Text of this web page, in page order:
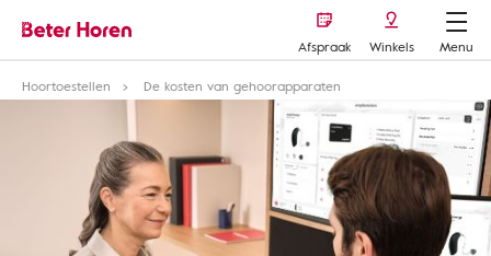
Afspraak Winkels
Menu
Hoortoestellen
De kosten van gehoorapparaten